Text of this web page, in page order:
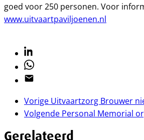
goed voor 250 personen. Voor
www.uitvaartpaviljoenen.nl
Linkedin
Whatsapp
Email
Vorige Uitvaartzorg Brouwer
Volgende Personal Memorial
Gerelateerd